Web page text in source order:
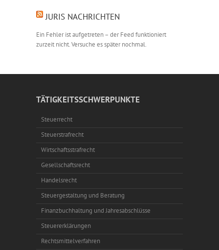
JURIS NACHRICHTEN
Ein Fehler ist aufgetreten – der Feed funktioniert
zurzeit nicht. Versuche es später nochmal.
TÄTIGKEITSSCHWERPUNKTE
Steuerrecht
Steuerstrafrecht
Wirtschaftsstrafrecht
Gesellschaftsrecht
Handelsrecht
Steuergestaltung und Beratung
Finanzbuchhaltung und Jahresabschlüsse
Steuererklärungen
Rechtsmittelverfahren